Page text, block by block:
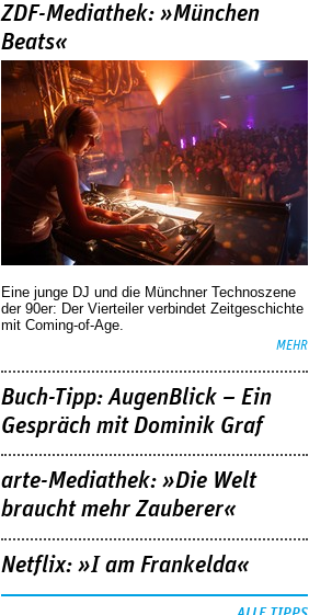
ZDF-Mediathek: »München
Beats«
Eine junge DJ und die Münchner Technoszene
der 90er: Der Vierteiler verbindet Zeitgeschichte
mit Coming-of-Age.
MEHR
Buch-Tipp: AugenBlick – Ein
Gespräch mit Dominik Graf
arte-Mediathek: »Die Welt
braucht mehr Zauberer«
Netflix: »I am Frankelda«